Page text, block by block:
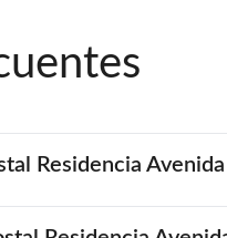
Residencia